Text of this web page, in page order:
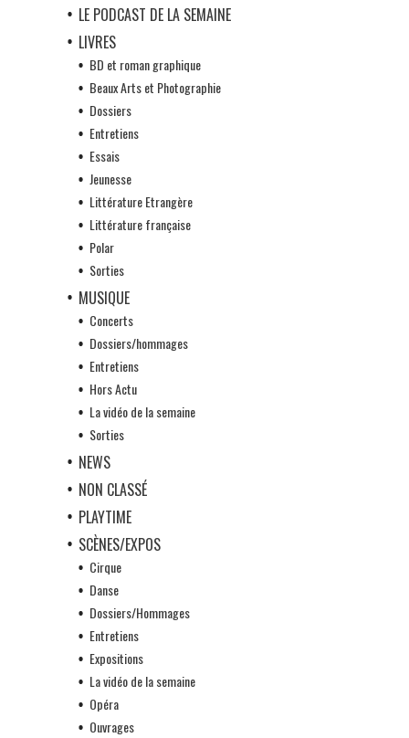
LE PODCAST DE LA SEMAINE
LIVRES
BD et roman graphique
Beaux Arts et Photographie
Dossiers
Entretiens
Essais
Jeunesse
Littérature Etrangère
Littérature française
Polar
Sorties
MUSIQUE
Concerts
Dossiers/hommages
Entretiens
Hors Actu
La vidéo de la semaine
Sorties
NEWS
NON CLASSÉ
PLAYTIME
SCÈNES/EXPOS
Cirque
Danse
Dossiers/Hommages
Entretiens
Expositions
La vidéo de la semaine
Opéra
Ouvrages